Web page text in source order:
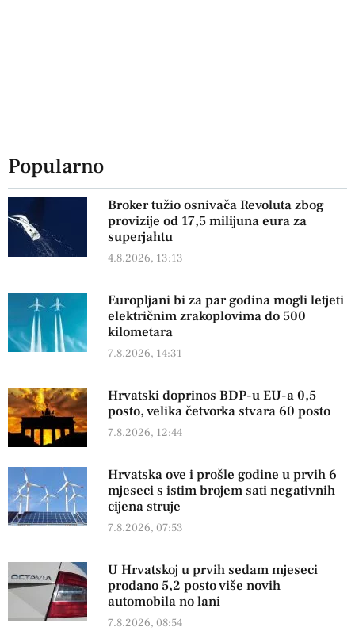
Popularno
Broker tužio osnivača Revoluta zbog
provizije od 17,5 milijuna eura za
superjahtu
4.8.2026, 13:13
Europljani bi za par godina mogli letjeti
električnim zrakoplovima do 500
kilometara
7.8.2026, 14:31
Hrvatski doprinos BDP-u EU-a 0,5
posto, velika četvorka stvara 60 posto
7.8.2026, 12:44
Hrvatska ove i prošle godine u prvih 6
mjeseci s istim brojem sati negativnih
cijena struje
7.8.2026, 07:53
U Hrvatskoj u prvih sedam mjeseci
prodano 5,2 posto više novih
automobila no lani
7.8.2026, 08:54